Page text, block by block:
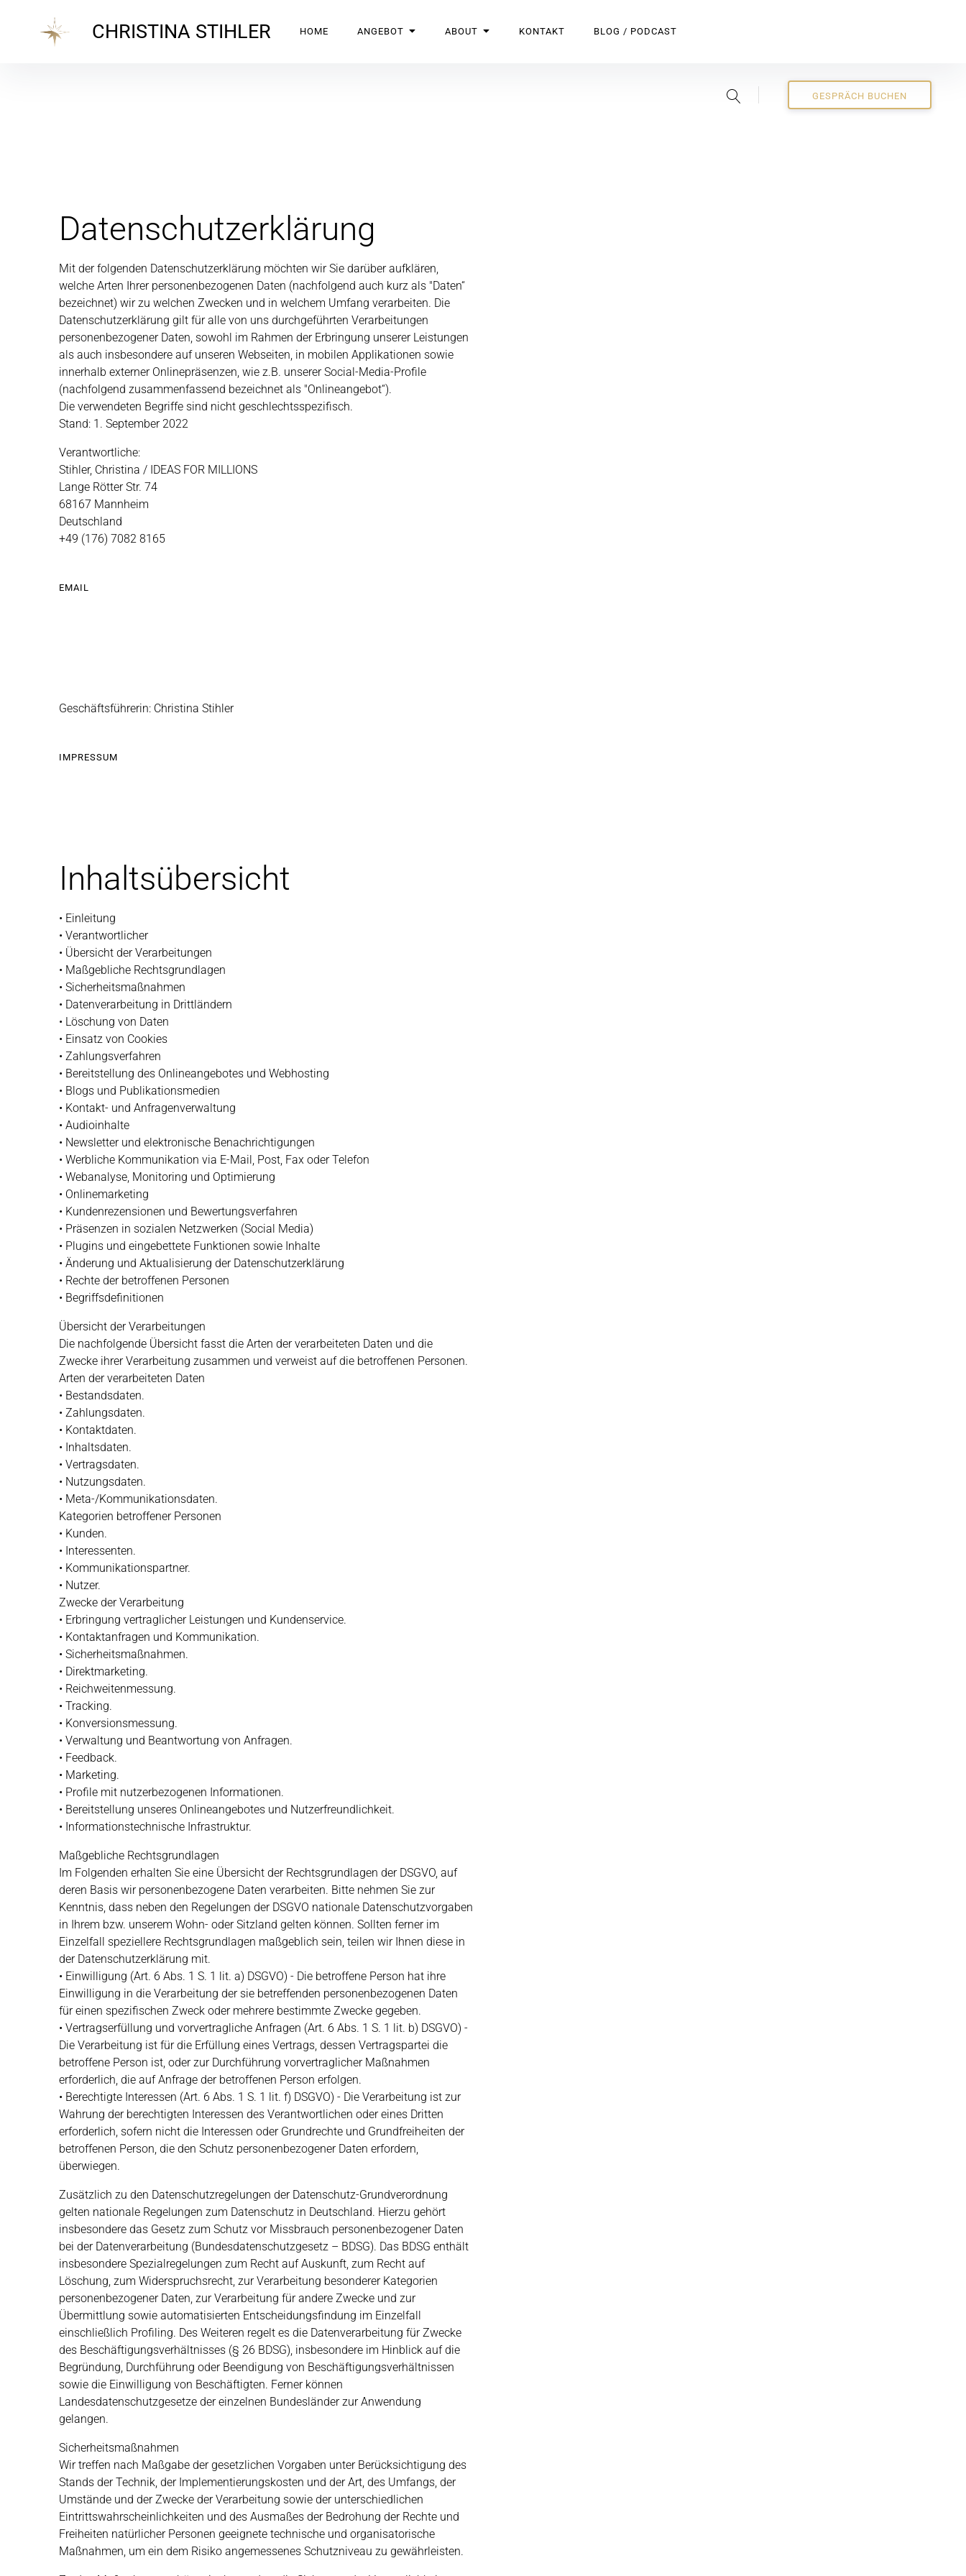
CHRISTINA STIHLER HOME ANGEBOT ABOUT KONTAKT BLOG / PODCAST
GESPRÄCH BUCHEN
Datenschutzerklärung
Mit der folgenden Datenschutzerklärung möchten wir Sie darüber aufklären,
welche Arten Ihrer personenbezogenen Daten (nachfolgend auch kurz als "Daten“
bezeichnet) wir zu welchen Zwecken und in welchem Umfang verarbeiten. Die
Datenschutzerklärung gilt für alle von uns durchgeführten Verarbeitungen
personenbezogener Daten, sowohl im Rahmen der Erbringung unserer Leistungen
als auch insbesondere auf unseren Webseiten, in mobilen Applikationen sowie
innerhalb externer Onlinepräsenzen, wie z.B. unserer Social-Media-Profile
(nachfolgend zusammenfassend bezeichnet als "Onlineangebot“).
Die verwendeten Begriffe sind nicht geschlechtsspezifisch.
Stand: 1. September 2022
Verantwortliche:
Stihler, Christina / IDEAS FOR MILLIONS
Lange Rötter Str. 74
68167 Mannheim
Deutschland
+49 (176) 7082 8165
EMAIL
Geschäftsführerin: Christina Stihler
IMPRESSUM
Inhaltsübersicht
• Einleitung
• Verantwortlicher
• Übersicht der Verarbeitungen
• Maßgebliche Rechtsgrundlagen
• Sicherheitsmaßnahmen
• Datenverarbeitung in Drittländern
• Löschung von Daten
• Einsatz von Cookies
• Zahlungsverfahren
• Bereitstellung des Onlineangebotes und Webhosting
• Blogs und Publikationsmedien
• Kontakt- und Anfragenverwaltung
• Audioinhalte
• Newsletter und elektronische Benachrichtigungen
• Werbliche Kommunikation via E-Mail, Post, Fax oder Telefon
• Webanalyse, Monitoring und Optimierung
• Onlinemarketing
• Kundenrezensionen und Bewertungsverfahren
• Präsenzen in sozialen Netzwerken (Social Media)
• Plugins und eingebettete Funktionen sowie Inhalte
• Änderung und Aktualisierung der Datenschutzerklärung
• Rechte der betroffenen Personen
• Begriffsdefinitionen
Übersicht der Verarbeitungen
Die nachfolgende Übersicht fasst die Arten der verarbeiteten Daten und die
Zwecke ihrer Verarbeitung zusammen und verweist auf die betroffenen Personen.
Arten der verarbeiteten Daten
• Bestandsdaten.
• Zahlungsdaten.
• Kontaktdaten.
• Inhaltsdaten.
• Vertragsdaten.
• Nutzungsdaten.
• Meta-/Kommunikationsdaten.
Kategorien betroffener Personen
• Kunden.
• Interessenten.
• Kommunikationspartner.
• Nutzer.
Zwecke der Verarbeitung
• Erbringung vertraglicher Leistungen und Kundenservice.
• Kontaktanfragen und Kommunikation.
• Sicherheitsmaßnahmen.
• Direktmarketing.
• Reichweitenmessung.
• Tracking.
• Konversionsmessung.
• Verwaltung und Beantwortung von Anfragen.
• Feedback.
• Marketing.
• Profile mit nutzerbezogenen Informationen.
• Bereitstellung unseres Onlineangebotes und Nutzerfreundlichkeit.
• Informationstechnische Infrastruktur.
Maßgebliche Rechtsgrundlagen
Im Folgenden erhalten Sie eine Übersicht der Rechtsgrundlagen der DSGVO, auf
deren Basis wir personenbezogene Daten verarbeiten. Bitte nehmen Sie zur
Kenntnis, dass neben den Regelungen der DSGVO nationale Datenschutzvorgaben
in Ihrem bzw. unserem Wohn- oder Sitzland gelten können. Sollten ferner im
Einzelfall speziellere Rechtsgrundlagen maßgeblich sein, teilen wir Ihnen diese in
der Datenschutzerklärung mit.
• Einwilligung (Art. 6 Abs. 1 S. 1 lit. a) DSGVO) - Die betroffene Person hat ihre
Einwilligung in die Verarbeitung der sie betreffenden personenbezogenen Daten
für einen spezifischen Zweck oder mehrere bestimmte Zwecke gegeben.
• Vertragserfüllung und vorvertragliche Anfragen (Art. 6 Abs. 1 S. 1 lit. b) DSGVO) -
Die Verarbeitung ist für die Erfüllung eines Vertrags, dessen Vertragspartei die
betroffene Person ist, oder zur Durchführung vorvertraglicher Maßnahmen
erforderlich, die auf Anfrage der betroffenen Person erfolgen.
• Berechtigte Interessen (Art. 6 Abs. 1 S. 1 lit. f) DSGVO) - Die Verarbeitung ist zur
Wahrung der berechtigten Interessen des Verantwortlichen oder eines Dritten
erforderlich, sofern nicht die Interessen oder Grundrechte und Grundfreiheiten der
betroffenen Person, die den Schutz personenbezogener Daten erfordern,
überwiegen.
Zusätzlich zu den Datenschutzregelungen der Datenschutz-Grundverordnung
gelten nationale Regelungen zum Datenschutz in Deutschland. Hierzu gehört
insbesondere das Gesetz zum Schutz vor Missbrauch personenbezogener Daten
bei der Datenverarbeitung (Bundesdatenschutzgesetz – BDSG). Das BDSG enthält
insbesondere Spezialregelungen zum Recht auf Auskunft, zum Recht auf
Löschung, zum Widerspruchsrecht, zur Verarbeitung besonderer Kategorien
personenbezogener Daten, zur Verarbeitung für andere Zwecke und zur
Übermittlung sowie automatisierten Entscheidungsfindung im Einzelfall
einschließlich Profiling. Des Weiteren regelt es die Datenverarbeitung für Zwecke
des Beschäftigungsverhältnisses (§ 26 BDSG), insbesondere im Hinblick auf die
Begründung, Durchführung oder Beendigung von Beschäftigungsverhältnissen
sowie die Einwilligung von Beschäftigten. Ferner können
Landesdatenschutzgesetze der einzelnen Bundesländer zur Anwendung
gelangen.
Sicherheitsmaßnahmen
Wir treffen nach Maßgabe der gesetzlichen Vorgaben unter Berücksichtigung des
Stands der Technik, der Implementierungskosten und der Art, des Umfangs, der
Umstände und der Zwecke der Verarbeitung sowie der unterschiedlichen
Eintrittswahrscheinlichkeiten und des Ausmaßes der Bedrohung der Rechte und
Freiheiten natürlicher Personen geeignete technische und organisatorische
Maßnahmen, um ein dem Risiko angemessenes Schutzniveau zu gewährleisten.